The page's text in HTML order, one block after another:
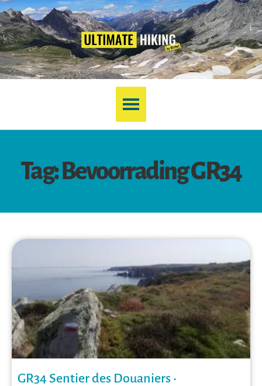
Tag: Bevoorrading GR34
GR34 Sentier des Douaniers •